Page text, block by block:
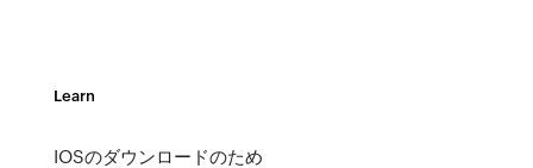
Learn
IOSのダウンロードのため